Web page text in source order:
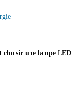
choisir une lampe LED